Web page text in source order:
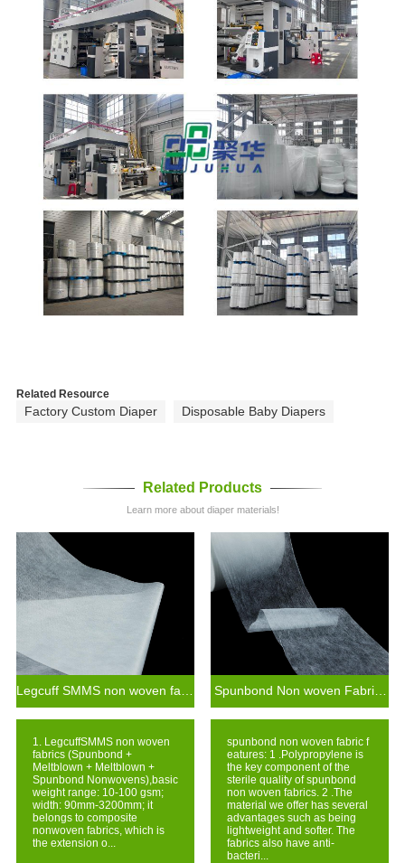
Related Resource
Factory Custom Diaper Disposable Baby Diapers
Related Products
Learn more about diaper materials!
1. LegcuffSMMS non woven
fabrics (Spunbond +
Meltblown + Meltblown +
Spunbond Nonwovens),basic
weight range: 10-100 gsm;
width: 90mm-3200mm; it
belongs to composite
nonwoven fabrics, which is
the extension o...
Spunbond Non woven Fabric For Baby Diaper Raw Materials
spunbond non woven fabric f
eatures: 1 .Polypropylene is
the key component of the
sterile quality of spunbond
non woven fabrics. 2 .The
material we offer has several
advantages such as being
lightweight and softer. The
fabrics also have anti-
bacteri...